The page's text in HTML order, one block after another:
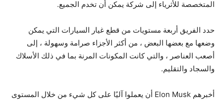
المتخصصة للأثرياء إلى شركة يمكن أن تخدم الجميع.
حدد الفريق أربعة مستويات من قطع غيار السيارات التي يمكن
وضعها مع بعضها البعض ، من أكثر الأجزاء صرامة وسهولة ، إلى
أصعب العناصر ، والتي كانت المكونات المرنة بما في ذلك الأسلاك
والسجاد والتقليم.
أخبرهم Elon Musk أن يعملوا آليًا على كل شيء من خلال المستوى